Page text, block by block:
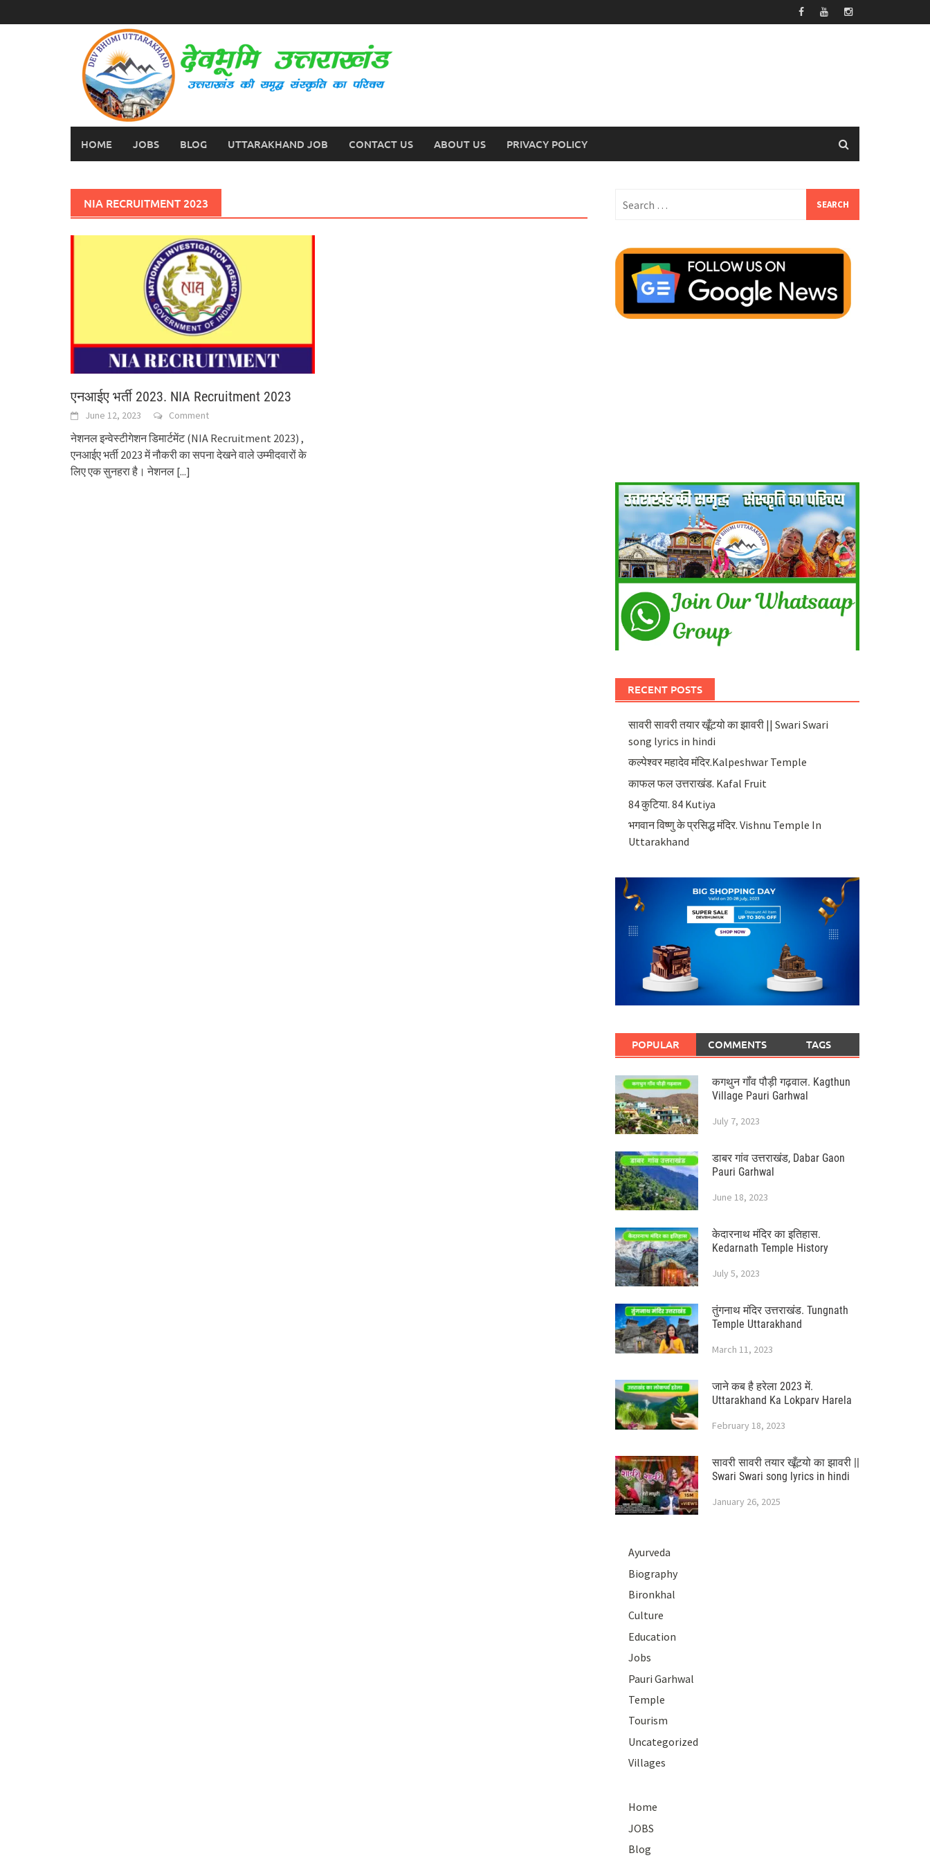
to
HOME JOBS BLOG UTTARAKHAND JOB CONTACT US ABOUT US PRIVACY POLICY
NIA RECRUITMENT 2023
एनआईए भर्ती 2023. NIA Recruitment 2023
June 12, 2023 Comment
नेशनल इन्वेस्टीगेशन डिमार्टमेंट (NIA Recruitment 2023) ,
एनआईए भर्ती 2023 में नौकरी का सपना देखने वाले उम्मीदवारों के
लिए एक सुनहरा है। नेशनल [...]
for:
RECENT POSTS
सावरी सावरी तयार खूँटयो का झावरी || Swari Swari
song lyrics in hindi
कल्पेश्वर महादेव मंदिर.Kalpeshwar Temple
काफल फल उत्तराखंड. Kafal Fruit
84 कुटिया. 84 Kutiya
भगवान विष्णु के प्रसिद्ध मंदिर. Vishnu Temple In
Uttarakhand
POPULAR COMMENTS TAGS
कगथुन गॉंव पौड़ी गढ़वाल. Kagthun
Village Pauri Garhwal
July 7, 2023
डाबर गांव उत्तराखंड, Dabar Gaon
Pauri Garhwal
June 18, 2023
केदारनाथ मंदिर का इतिहास.
Kedarnath Temple History
July 5, 2023
तुंगनाथ मंदिर उत्तराखंड. Tungnath
Temple Uttarakhand
March 11, 2023
जाने कब है हरेला 2023 में.
Uttarakhand Ka Lokparv Harela
February 18, 2023
सावरी सावरी तयार खूँटयो का झावरी ||
Swari Swari song lyrics in hindi
January 26, 2025
Ayurveda
Biography
Bironkhal
Culture
Education
Jobs
Pauri Garhwal
Temple
Tourism
Uncategorized
Villages
Home
JOBS
Blog